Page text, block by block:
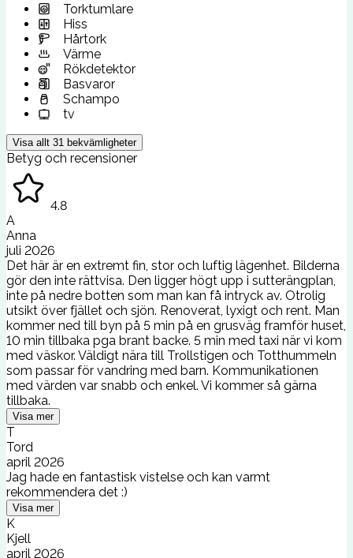
Torktumlare
Hiss
Hårtork
Värme
Rökdetektor
Basvaror
Schampo
tv
Visa allt 31 bekvämligheter
Betyg och recensioner
4.8
A
Anna
juli 2026
Det här är en extremt fin, stor och luftig lägenhet. Bilderna
gör den inte rättvisa. Den ligger högt upp i sutterängplan,
inte på nedre botten som man kan få intryck av. Otrolig
utsikt över fjället och sjön. Renoverat, lyxigt och rent. Man
kommer ned till byn på 5 min på en grusväg framför huset,
10 min tillbaka pga brant backe. 5 min med taxi när vi kom
med väskor. Väldigt nära till Trollstigen och Totthummeln
som passar för vandring med barn. Kommunikationen
med värden var snabb och enkel. Vi kommer så gärna
tillbaka.
Visa mer
T
Tord
april 2026
Jag hade en fantastisk vistelse och kan varmt
rekommendera det :)
Visa mer
K
Kjell
april 2026